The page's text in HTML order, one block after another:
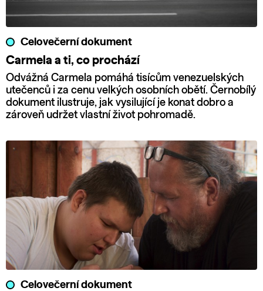
Celovečerní dokument
Carmela a ti, co prochází
Odvážná Carmela pomáhá tisícům venezuelských
utečenců i za cenu velkých osobních obětí. Černobílý
dokument ilustruje, jak vysilující je konat dobro a
zároveň udržet vlastní život pohromadě.
Celovečerní dokument